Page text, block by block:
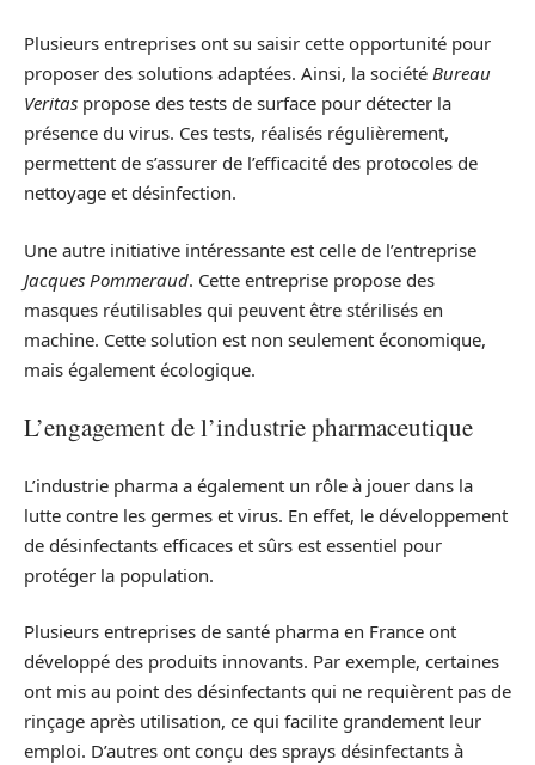
Plusieurs entreprises ont su saisir cette opportunité pour
proposer des solutions adaptées. Ainsi, la société Bureau
Veritas propose des tests de surface pour détecter la
présence du virus. Ces tests, réalisés régulièrement,
permettent de s’assurer de l’efficacité des protocoles de
nettoyage et désinfection.
Une autre initiative intéressante est celle de l’entreprise
Jacques Pommeraud. Cette entreprise propose des
masques réutilisables qui peuvent être stérilisés en
machine. Cette solution est non seulement économique,
mais également écologique.
L’engagement de l’industrie pharmaceutique
L’industrie pharma a également un rôle à jouer dans la
lutte contre les germes et virus. En effet, le développement
de désinfectants efficaces et sûrs est essentiel pour
protéger la population.
Plusieurs entreprises de santé pharma en France ont
développé des produits innovants. Par exemple, certaines
ont mis au point des désinfectants qui ne requièrent pas de
rinçage après utilisation, ce qui facilite grandement leur
emploi. D’autres ont conçu des sprays désinfectants à